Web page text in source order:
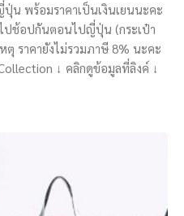
ปุ่น พร้อมราคาเป็นเงินเยนนะคะ
ปช้อปกันตอนไปญี่ปุ่น (กระเป๋า
ตุ ราคายังไม่รวมภาษี 8% นะคะ
↓ คลิกดูข้อมูลที่ลิงค์ ↓